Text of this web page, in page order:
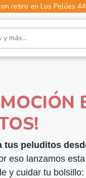
retiro en Los Pelúes
tus peluditos
eso lanzamos
y cuidar tu bolsillo: